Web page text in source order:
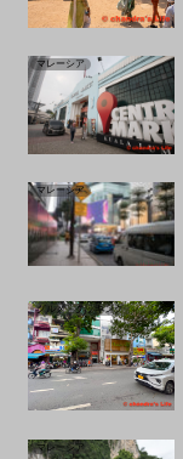
マレーシア
マレーシア
グルメ・クッキング
マレーシア